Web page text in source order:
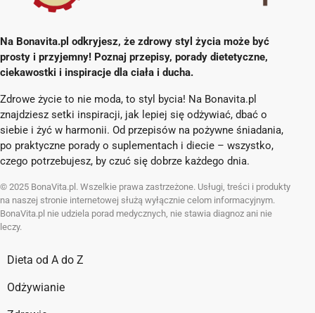
Na Bonavita.pl odkryjesz, że zdrowy styl życia może być
prosty i przyjemny! Poznaj przepisy, porady dietetyczne,
ciekawostki i inspiracje dla ciała i ducha.
Zdrowe życie to nie moda, to styl bycia! Na Bonavita.pl
znajdziesz setki inspiracji, jak lepiej się odżywiać, dbać o
siebie i żyć w harmonii. Od przepisów na pożywne śniadania,
po praktyczne porady o suplementach i diecie – wszystko,
czego potrzebujesz, by czuć się dobrze każdego dnia.
© 2025 BonaVita.pl. Wszelkie prawa zastrzeżone. Usługi, treści i produkty
na naszej stronie internetowej służą wyłącznie celom informacyjnym.
BonaVita.pl nie udziela porad medycznych, nie stawia diagnoz ani nie
leczy.
Dieta od A do Z
Odżywianie